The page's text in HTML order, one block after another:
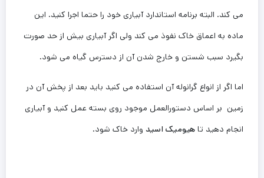
می کند. البته برنامه استاندارد آبیاری خود را حتما اجرا کنید. این
ماده به اعماق خاک نفوذ می کند ولی اگر آبیاری بیش از حد صورت
بگیرد سبب شستن و خارج شدن آن از دسترس گیاه می شود.
اما اگر از انواع گرانوله آن استفاده می کنید باید بعد از پخش آن در
زمین بر اساس دستورالعمل موجود روی بسته عمل کنید و آبیاری
انجام دهید تا هیومیک اسید وارد خاک شود.